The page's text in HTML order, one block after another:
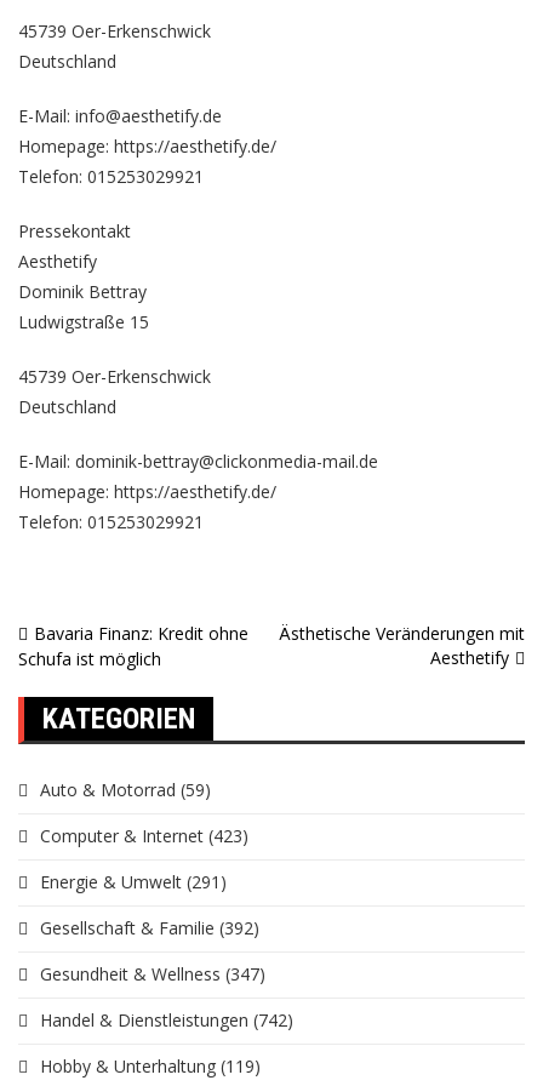
45739 Oer-Erkenschwick
Deutschland
E-Mail: info@aesthetify.de
Homepage: https://aesthetify.de/
Telefon: 015253029921
Pressekontakt
Aesthetify
Dominik Bettray
Ludwigstraße 15
45739 Oer-Erkenschwick
Deutschland
E-Mail: dominik-bettray@clickonmedia-mail.de
Homepage: https://aesthetify.de/
Telefon: 015253029921
Beitragsnavigation
Bavaria Finanz: Kredit ohne
Schufa ist möglich
Ästhetische Veränderungen mit
Aesthetify
KATEGORIEN
Auto & Motorrad (59)
Computer & Internet (423)
Energie & Umwelt (291)
Gesellschaft & Familie (392)
Gesundheit & Wellness (347)
Handel & Dienstleistungen (742)
Hobby & Unterhaltung (119)